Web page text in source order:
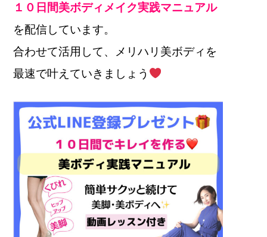
１０日間美ボディメイク実践マニュアル
を配信しています。
合わせて活用して、メリハリ美ボディを
最速で叶えていきましょう